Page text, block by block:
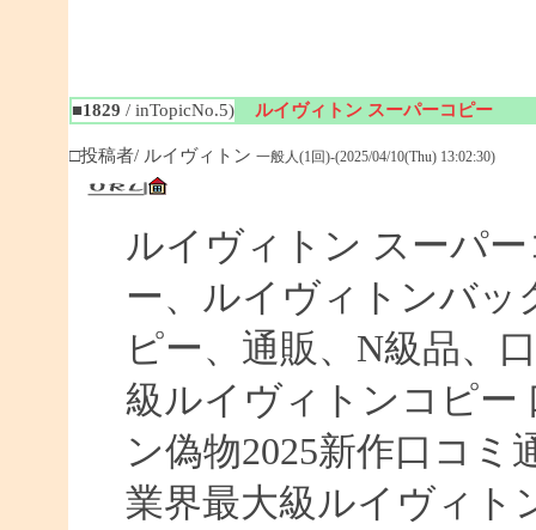
■1829 / inTopicNo.5) ルイヴィトン スーパーコピー
□投稿者/ ルイヴィトン 一般人(1回)-(2025/04/10(Thu) 13:02:30)
ルイヴィトン スーパ
ー、ルイヴィトンバ
ピー、通販、N級品、
級ルイヴィトンコピー
ン偽物2025新作口コ
業界最大級ルイヴィト